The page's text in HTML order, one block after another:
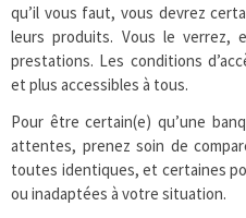
qu’il vous faut, vous devrez
leurs produits. Vous le verrez,
prestations. Les conditions
et plus accessibles à tous.
Pour être certain(e) qu’une
attentes, prenez soin de
toutes identiques, et certaines
ou inadaptées à votre situation.